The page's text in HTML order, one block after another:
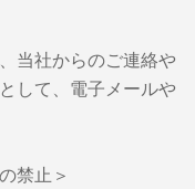
当社からのご連絡や
して、電子メールや
禁止＞